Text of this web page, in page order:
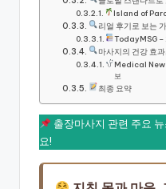
Island of
리얼 후기로 보는
TodayMSG –
마사지의 건강 효
Medical News
보
최종 요약
출장마사지 관련 주요
요!